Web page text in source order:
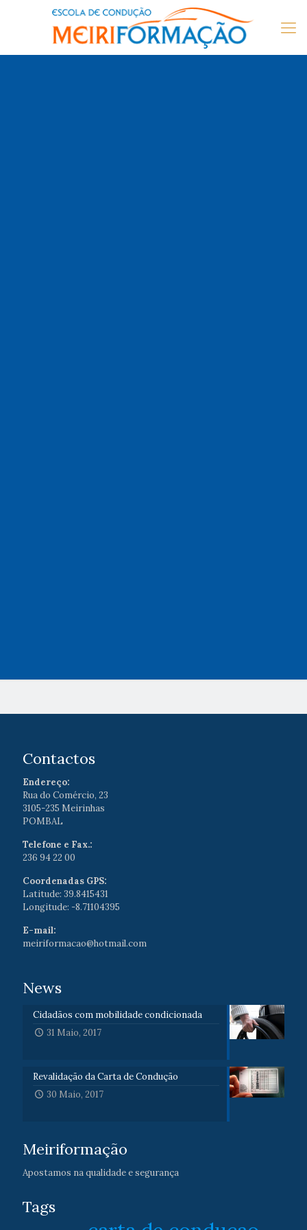
Contactos
Endereço:
Rua do Comércio, 23
3105-235 Meirinhas
POMBAL
Telefone e Fax.:
236 94 22 00
Coordenadas GPS:
Latitude: 39.8415431
Longitude: -8.71104395
E-mail:
meiriformacao@hotmail.com
News
Cidadãos com mobilidade condicionada
31 Maio, 2017
Revalidação da Carta de Condução
30 Maio, 2017
Meiriformação
Apostamos na qualidade e segurança
Tags